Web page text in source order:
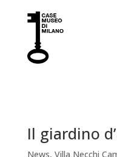
Il giardino
News, Villa Necchi